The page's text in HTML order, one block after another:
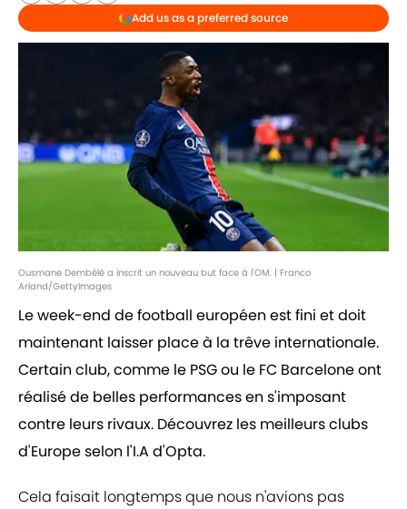
Add us as a preferred source
Ousmane Dembélé a inscrit un nouveau but face à l'OM. | Franco
Arland/GettyImages
Le week-end de football européen est fini et doit
maintenant laisser place à la trêve internationale.
Certain club, comme le PSG ou le FC Barcelone ont
réalisé de belles performances en s'imposant
contre leurs rivaux. Découvrez les meilleurs clubs
d'Europe selon l'I.A d'Opta.
Cela faisait longtemps que nous n'avions pas